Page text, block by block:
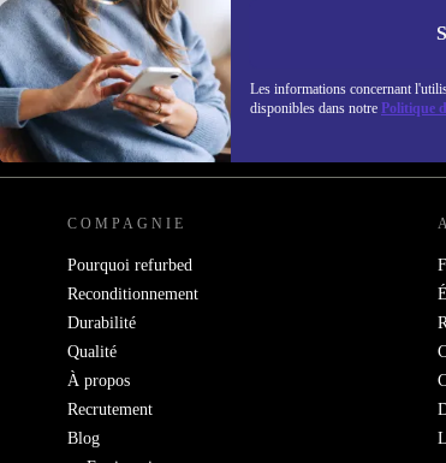
Les informations concernant
disponibles dans notre Politique
Ne manquez plus aucune offre.
REFURBED FRANCE - RETHINK NEW.
COMPAGNIE
Pourquoi refurbed
Reconditionnement
Durabilité
Qualité
À propos
Recrutement
Blog